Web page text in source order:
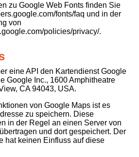
zu Google Web Fonts finden Sie
fonts/faq und in der
von
policies/privacy/.
eine API den Kartendienst Google
Google Inc., 1600 Amphitheatre
CA 94043, USA.
von Google Maps ist es
zu speichern. Diese
in der Regel an einen Server von
und dort gespeichert. Der
hat keinen Einfluss auf diese